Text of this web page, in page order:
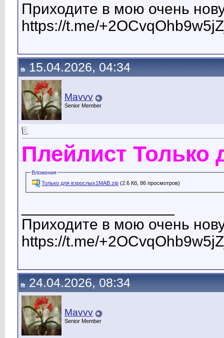
Приходите в мою очень
https://t.me/
15.04.2026, 04:34
Mavvv
Senior Member
Плейлист
Вложения
Только для взрослых1МАВ.zip (2.6 Кб, 86 просмотров)
Приходите в мою очень
https://t.me/
24.04.2026, 08:34
Mavvv
Senior Member